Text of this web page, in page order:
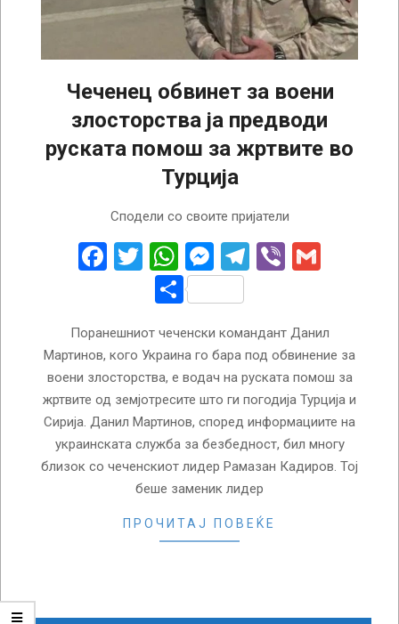
Чеченец обвинет за воени
злосторства ја предводи
руската помош за жртвите во
Турција
Сподели со своите пријатели
Facebook
TwitterWhatsApp
Messenger
Telegram
Viber
Share
Поранешниот чеченски командант Данил
Мартинов, кого Украина го бара под обвинение за
воени злосторства, е водач на руската помош за
жртвите од земјотресите што ги погодија Турција и
Сирија. Данил Мартинов, според информациите на
украинската служба за безбедност, бил многу
близок со чеченскиот лидер Рамазан Кадиров. Тој
беше заменик лидер
ПРОЧИТАЈ ПОВЕЌЕ